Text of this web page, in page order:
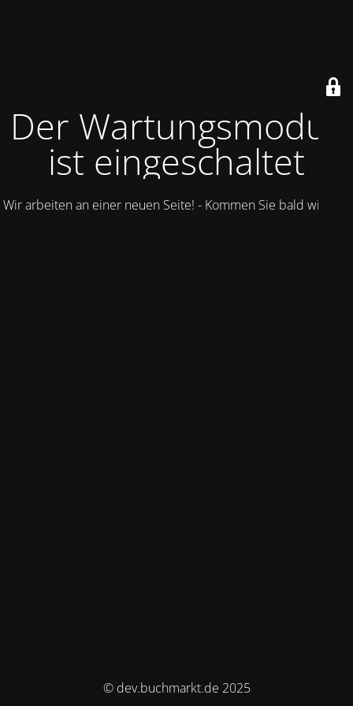
Der Wartungsmodus
ist eingeschaltet
Wir arbeiten an einer neuen Seite! - Kommen Sie bald wieder.
© dev.buchmarkt.de 2025